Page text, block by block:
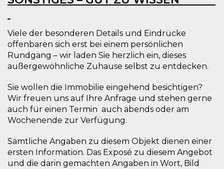
Viele der besonderen Details und Eindrücke
offenbaren sich erst bei einem persönlichen
Rundgang – wir laden Sie herzlich ein, dieses
außergewöhnliche Zuhause selbst zu entdecken.
Sie wollen die Immobilie eingehend besichtigen?
Wir freuen uns auf Ihre Anfrage und stehen gerne
auch für einen Termin auch abends oder am
Wochenende zur Verfügung.
Sämtliche Angaben zu diesem Objekt dienen einer
ersten Information. Das Exposé zu diesem Angebot
und die darin gemachten Angaben in Wort, Bild